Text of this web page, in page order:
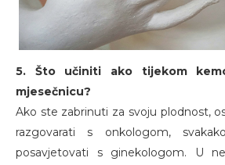
5. Što učiniti ako tijekom
mjesečnicu?
Ako ste zabrinuti za svoju plodnost,
razgovarati s onkologom,
posavjetovati s ginekologom. U